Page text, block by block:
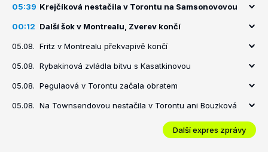
05:39 Krejčíková nestačila v Torontu na Samsonovovou
00:12 Další šok v Montrealu, Zverev končí
05.08. Fritz v Montrealu překvapivě končí
05.08. Rybakinová zvládla bitvu s Kasatkinovou
05.08. Pegulaová v Torontu začala obratem
05.08. Na Townsendovou nestačila v Torontu ani Bouzková
Další expres zprávy